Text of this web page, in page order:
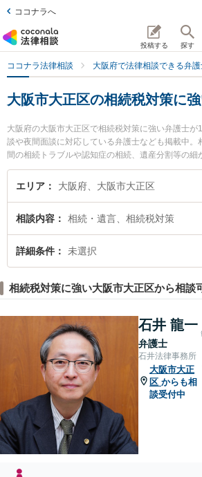
ココナラへ
投稿する 探す
ココナラ法律相談 大阪府で法律相談できる弁護
大阪市大正区の相続税対策に
大阪府の大阪市大正区で相続税対策に強い弁護士が
談や夜間面談に対応している弁護士なども掲載中。
間の相続トラブルや認知症の相続、遺産分割等の
もでき便利です。特に大正法律事務所の岡 英男弁
護士費用、強みなどが注目されています。『大阪市
対策を法律相談できる大阪市大正区内の弁護士に相
りの相談者さんにおすすめです。
エリア 大阪府、大阪市大正区
相談内容 相続・遺言、相続税対策
詳細条件 未選択
相続税対策に強い大阪市大正区から相談
石井 龍一
弁護士
石井法律事務所
大阪市大正
区 からも相
談受付中